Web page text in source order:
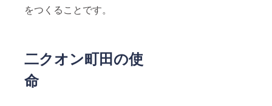
をつくることです。
二クオン町田の使
命